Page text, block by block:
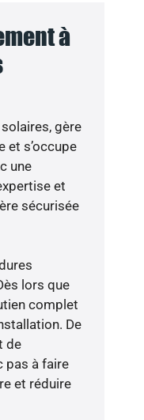
à
gère
et s’occupe
une
et
sécurisée
lors que
complet
De
de
pas à faire
et réduire